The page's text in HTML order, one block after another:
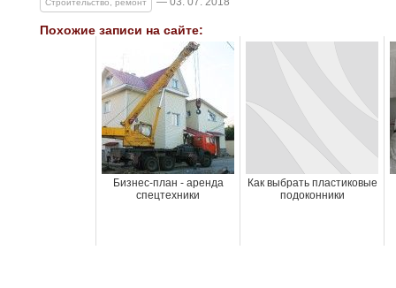
Строительство, ремонт
Похожие записи на сайте:
Бизнес-план - аренда
спецтехники
Как выбрать пластиковые
подоконники